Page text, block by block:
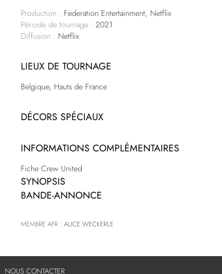
Production : Federation Entertainment, Netflix
Période de tournage : 2021
Diffusion : Netflix
LIEUX DE TOURNAGE
Belgique, Hauts de France
DÉCORS SPÉCIAUX
INFORMATIONS COMPLÉMENTAIRES
Fiche Crew United
SYNOPSIS
BANDE-ANNONCE
MEMBRE AFR :ALICE WECKERLE
NOUS CONTACTER